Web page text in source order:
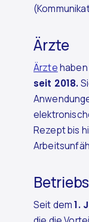
Ärzte
Ärzte
seit 2018.
Rezept bis
Seit dem1.